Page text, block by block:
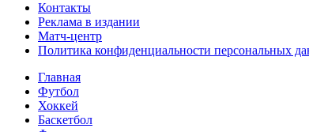
Контакты
Реклама в издании
Матч-центр
Политика конфиденциальности персональных
Главная
Футбол
Хоккей
Баскетбол